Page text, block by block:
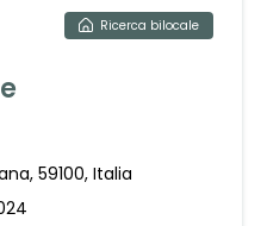
Ricerca bilocale
59100, Italia